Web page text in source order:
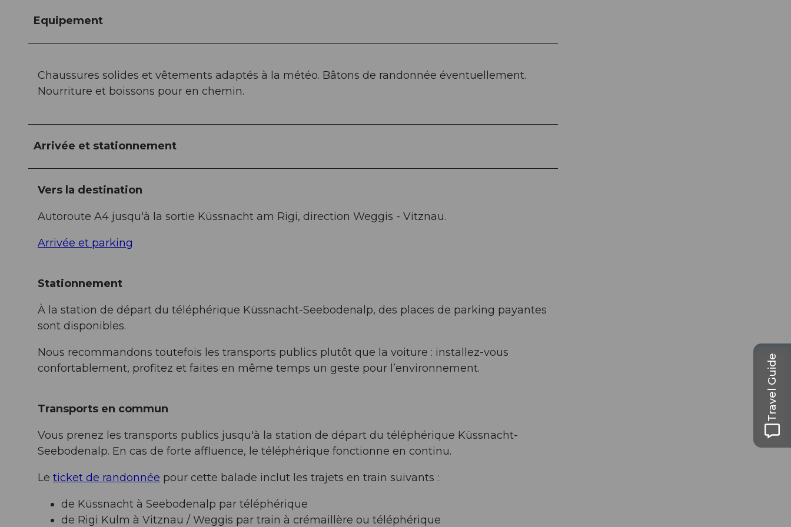
Equipement
Chaussures solides et vêtements adaptés à la météo. Bâtons de randonnée éventuellement.
Nourriture et boissons pour en chemin.
Arrivée et stationnement
Vers la destination
Autoroute A4 jusqu'à la sortie Küssnacht am Rigi, direction Weggis - Vitznau.
Arrivée et parking
Stationnement
À la station de départ du téléphérique Küssnacht-Seebodenalp, des places de parking payantes
sont disponibles.
Nous recommandons toutefois les transports publics plutôt que la voiture : installez-vous
confortablement, profitez et faites en même temps un geste pour l’environnement.
Transports en commun
Vous prenez les transports publics jusqu'à la station de départ du téléphérique Küssnacht-
Seebodenalp. En cas de forte affluence, le téléphérique fonctionne en continu.
Le ticket de randonnée pour cette balade inclut les trajets en train suivants :
de Küssnacht à Seebodenalp par téléphérique
de Rigi Kulm à Vitznau / Weggis par train à crémaillère ou téléphérique
Travel Guide